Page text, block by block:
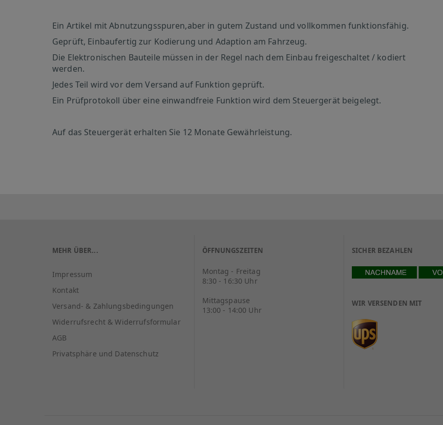
Ein Artikel mit Abnutzungsspuren,aber in gutem Zustand und vollkommen funktionsfähig.
Geprüft, Einbaufertig zur Kodierung und Adaption am Fahrzeug.
Die Elektronischen Bauteile müssen in der Regel nach dem Einbau freigeschaltet / kodiert
werden.
Jedes Teil wird vor dem Versand auf Funktion geprüft.
Ein Prüfprotokoll über eine einwandfreie Funktion wird dem Steuergerät beigelegt.
Auf das Steuergerät erhalten Sie 12 Monate Gewährleistung.
MEHR ÜBER...
Impressum
Kontakt
Versand- & Zahlungsbedingungen
Widerrufsrecht & Widerrufsformular
AGB
Privatsphäre und Datenschutz
ÖFFNUNGSZEITEN
Montag - Freitag
8:30 - 16:30 Uhr
Mittagspause
13:00 - 14:00 Uhr
SICHER BEZAHLEN
WIR VERSENDEN MIT